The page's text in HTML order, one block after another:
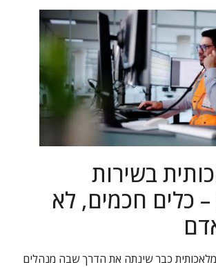
בשירות
כלים חכמים, לא
כבר שינתה את הדרך שבה מנהלים